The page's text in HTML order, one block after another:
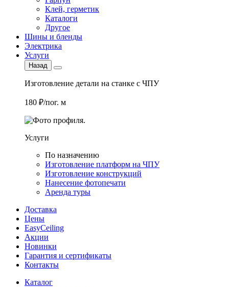
Клей, герметик
Каталоги
Другое
Шины и бленды
Электрика
Услуги
Назад
Изготовление детали на станке с ЧПУ
180 ₽/пог. м
Услуги
По назначению
Изготовление платформ на ЧПУ
Изготовление конструкций
Нанесение фотопечати
Аренда туры
Доставка
Цены
EasyCeiling
Акции
Новинки
Гарантия и сертификаты
Контакты
Каталог